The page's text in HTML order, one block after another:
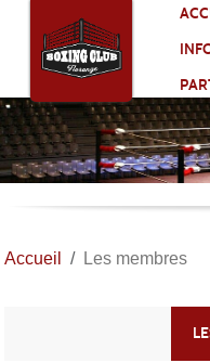
Accueil Les membres
Panneau de gestion des